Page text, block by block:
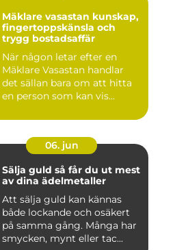
Mäklare vasastan kunskap,
fingertoppskänsla och
trygg bostadsaffär
När någon letar efter en
Mäklare Vasastan handlar
det sällan bara om att hitta
en person som kan vis...
06. jun
Sälja guld så får du ut mest
av dina ädelmetaller
Att sälja guld kan kännas
både lockande och osäkert
på samma gång. Många har
smycken, mynt eller tac...